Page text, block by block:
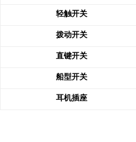
轻触开关
拨动开关
直键开关
船型开关
耳机插座